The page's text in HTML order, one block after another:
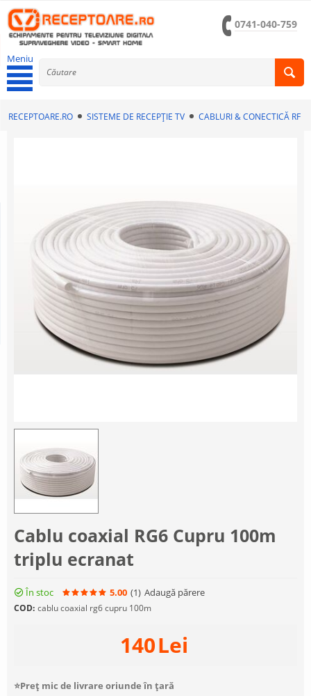
0741-040-759
Meniu
RECEPTOARE.RO SISTEME DE RECEPȚIE TV CABLURI & CONECTICĂ RF
Cablu coaxial RG6 Cupru 100m
triplu ecranat
În stoc 5.00 (1) Adaugă părere
COD: cablu coaxial rg6 cupru 100m
140Lei
⭐Preț mic de livrare oriunde în țară